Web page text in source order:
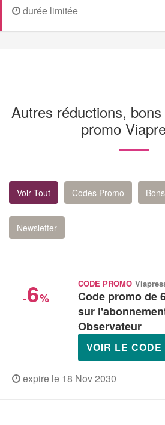
durée limitée
Autres réductions,
promo
Voir Tout Codes Promo
Newsletter
-6%
CODE PROMO
Code promo de
sur
Observateur
VOIR LE CODE
expire le 18 Nov 2030